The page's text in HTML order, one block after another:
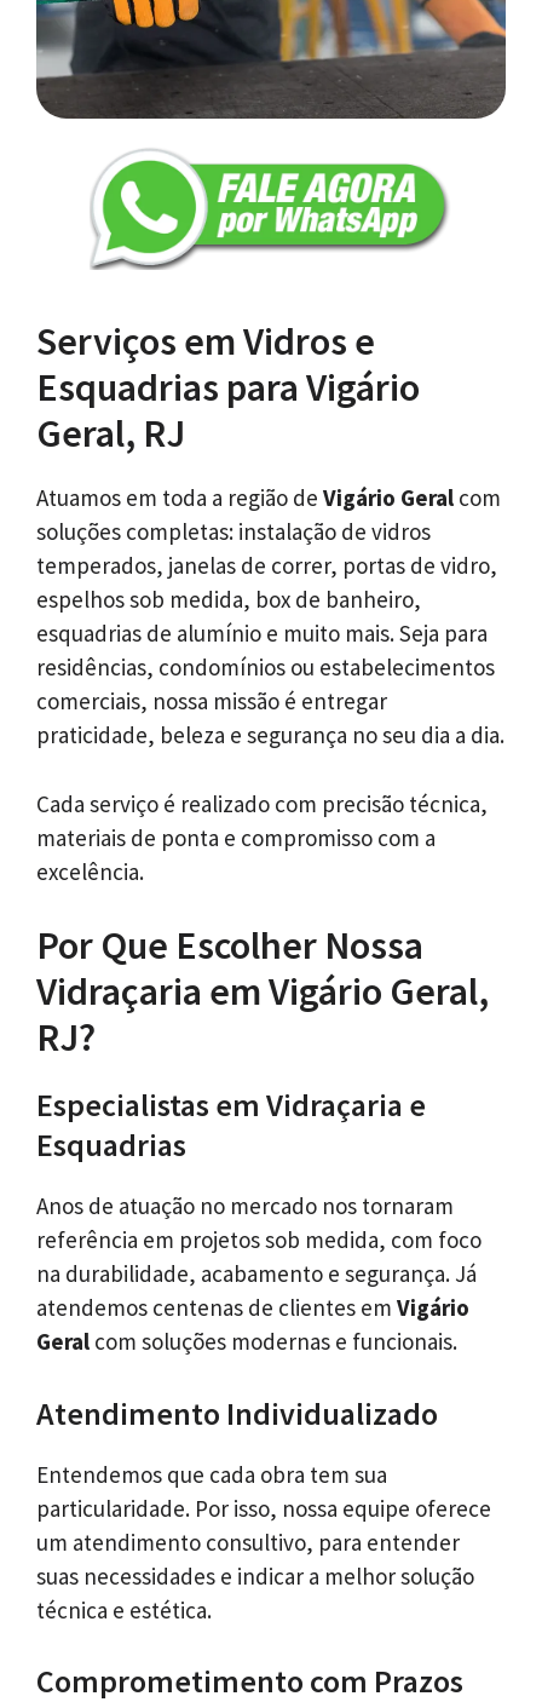
Serviços em Vidros e
Esquadrias para Vigário
Geral, RJ
Atuamos em toda a região de Vigário Geral com
soluções completas: instalação de vidros
temperados, janelas de correr, portas de vidro,
espelhos sob medida, box de banheiro,
esquadrias de alumínio e muito mais. Seja para
residências, condomínios ou estabelecimentos
comerciais, nossa missão é entregar
praticidade, beleza e segurança no seu dia a dia.
Cada serviço é realizado com precisão técnica,
materiais de ponta e compromisso com a
excelência.
Por Que Escolher Nossa
Vidraçaria em Vigário Geral,
RJ?
Especialistas em Vidraçaria e
Esquadrias
Anos de atuação no mercado nos tornaram
referência em projetos sob medida, com foco
na durabilidade, acabamento e segurança. Já
atendemos centenas de clientes em Vigário
Geral com soluções modernas e funcionais.
Atendimento Individualizado
Entendemos que cada obra tem sua
particularidade. Por isso, nossa equipe oferece
um atendimento consultivo, para entender
suas necessidades e indicar a melhor solução
técnica e estética.
Comprometimento com Prazos